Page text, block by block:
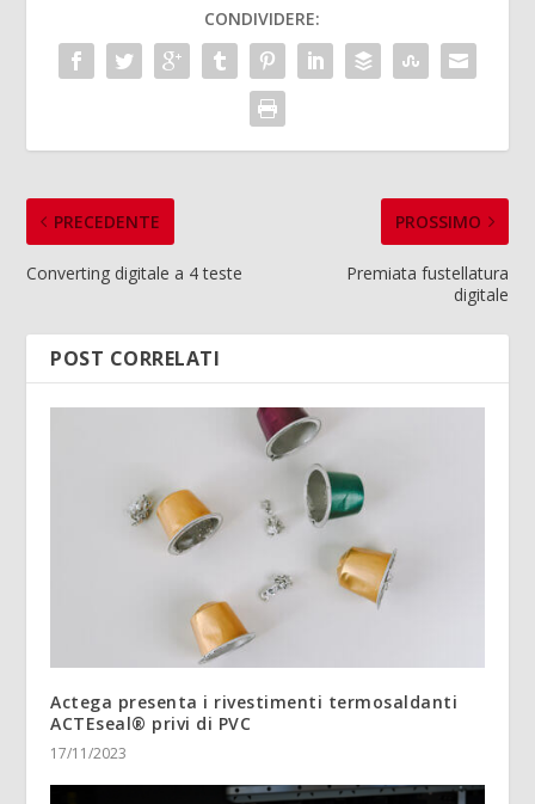
CONDIVIDERE:
PRECEDENTE
Converting digitale a 4 teste
PROSSIMO
Premiata fustellatura
digitale
POST CORRELATI
Actega presenta i rivestimenti termosaldanti
ACTEseal® privi di PVC
17/11/2023